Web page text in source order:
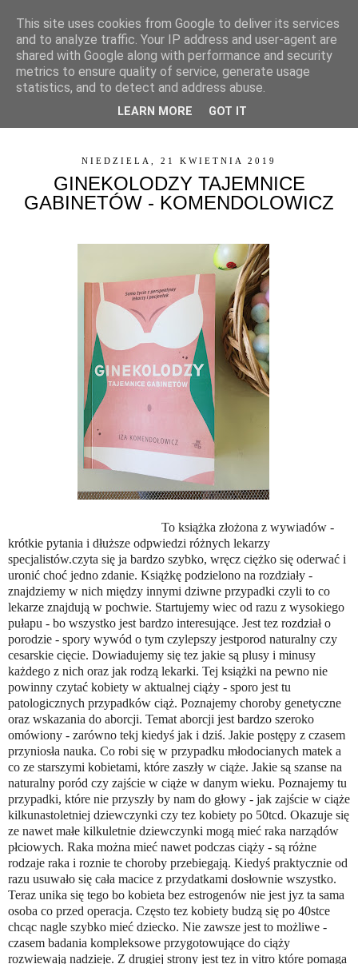
▼
NIEDZIELA, 21 KWIETNIA 2019
GINEKOLODZY TAJEMNICE
GABINETÓW - KOMENDOLOWICZ
To książka złożona z wywiadów -
krótkie pytania i dłuższe odpwiedzi różnych lekarzy
specjalistów.czyta się ja bardzo szybko, wręcz ciężko się oderwać i
uronić choć jedno zdanie. Książkę podzielono na rozdziały -
znajdziemy w nich między innymi dziwne przypadki czyli to co
lekarze znajdują w pochwie. Startujemy wiec od razu z wysokiego
pułapu - bo wszystko jest bardzo interesujące. Jest tez rozdział o
porodzie - spory wywód o tym czylepszy jestporod naturalny czy
cesarskie cięcie. Dowiadujemy się tez jakie są plusy i minusy
każdego z nich oraz jak rodzą lekarki. Tej książki na pewno nie
powinny czytać kobiety w aktualnej ciąży - sporo jest tu
patologicznych przypadków ciąż. Poznajemy choroby genetyczne
oraz wskazania do aborcji. Temat aborcji jest bardzo szeroko
omówiony - zarówno tekj kiedyś jak i dziś. Jakie postępy z czasem
przyniosła nauka. Co robi się w przypadku młodocianych matek a
co ze starszymi kobietami, które zaszły w ciąże. Jakie są szanse na
naturalny poród czy zajście w ciąże w danym wieku. Poznajemy tu
przypadki, które nie przyszły by nam do głowy - jak zajście w ciąże
kilkunastoletniej dziewczynki czy tez kobiety po 50tcd. Okazuje się
ze nawet małe kilkuletnie dziewczynki mogą mieć raka narządów
płciowych. Raka można mieć nawet podczas ciąży - są różne
rodzaje raka i roznie te choroby przebiegają. Kiedyś praktycznie od
razu usuwało się cała macice z przydatkami dosłownie wszystko.
Teraz unika się tego bo kobieta bez estrogenów nie jest jyz ta sama
osoba co przed operacja. Często tez kobiety budzą się po 40stce
chcąc nagle szybko mieć dziecko. Nie zawsze jest to możliwe -
czasem badania kompleksowe przygotowujące do ciąży
rozwiewają nadzieje. Z drugiej strony jest tez in vitro które pomaga
This site uses cookies from Google to deliver its services
and to analyze traffic. Your IP address and user-agent are
shared with Google along with performance and security
metrics to ensure quality of service, generate usage
statistics, and to detect and address abuse.
LEARN MORE GOT IT